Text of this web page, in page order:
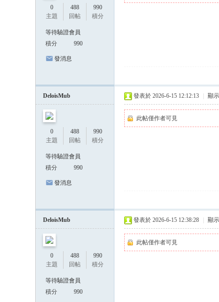
0
主題
488
回帖
990
積分
等待驗證會員
積分
990
發消息
DeloisMub
0
主題
488
回帖
990
積分
等待驗證會員
積分
990
發消息
發表於 2026-6-15 12:12:13 顯
此帖僅作者可見
DeloisMub
0
主題
488
回帖
990
積分
等待驗證會員
積分
990
發表於 2026-6-15 12:38:28 顯
此帖僅作者可見